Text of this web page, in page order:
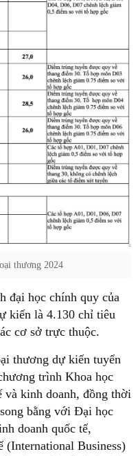
thương 2024
đại học chính quy của
kiến là 4.130 chỉ tiêu
cơ sở trực thuộc.
thương dự kiến tuyển
trình Khoa học
kinh doanh, đồng thời
bằng với Đại học
doanh quốc tế,
(International Business)